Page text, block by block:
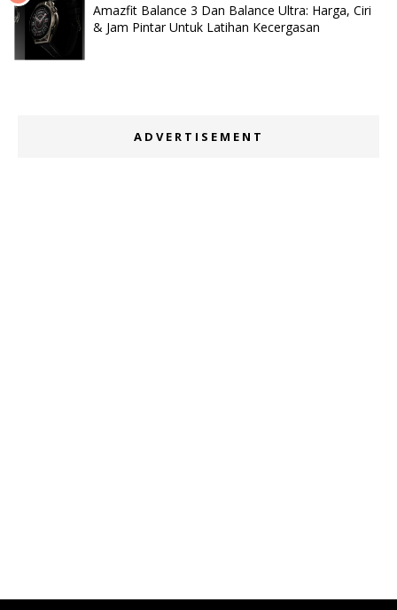
Amazfit Balance 3 Dan Balance Ultra: Harga, Ciri
& Jam Pintar Untuk Latihan Kecergasan
ADVERTISEMENT